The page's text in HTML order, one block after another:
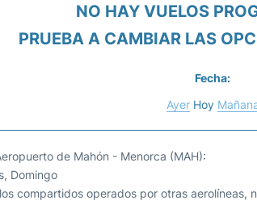
NO HAY VUELOS
PRUEBA A CAMBIAR LAS
Fecha:
Ayer Hoy
de Mahón - Menorca (MAH):
Domingo
compartidos operados por otras